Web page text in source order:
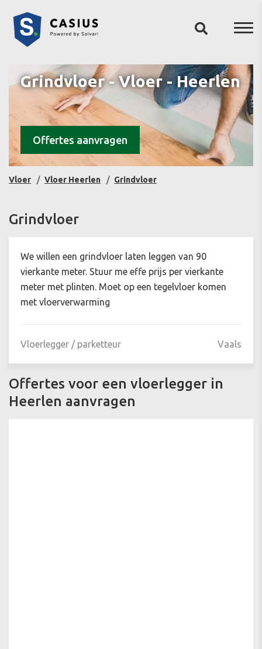
Grindvloer - Vloer - Heerlen
Offertes aanvragen
Vloer Vloer Heerlen Grindvloer
Grindvloer
We willen een grindvloer laten leggen van 90
vierkante meter. Stuur me effe prijs per vierkante
meter met plinten. Moet op een tegelvloer komen
met vloerverwarming
Vloerlegger / parketteur Vaals
Offertes voor een vloerlegger in
Heerlen aanvragen